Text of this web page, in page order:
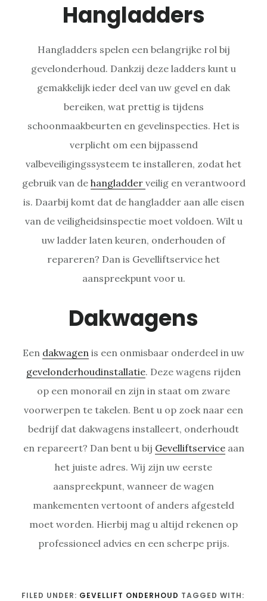
Hangladders
Hangladders spelen een belangrijke rol bij
gevelonderhoud. Dankzij deze ladders kunt u
gemakkelijk ieder deel van uw gevel en dak
bereiken, wat prettig is tijdens
schoonmaakbeurten en gevelinspecties. Het is
verplicht om een bijpassend
valbeveiligingssysteem te installeren, zodat het
gebruik van de hangladder veilig en verantwoord
is. Daarbij komt dat de hangladder aan alle eisen
van de veiligheidsinspectie moet voldoen. Wilt u
uw ladder laten keuren, onderhouden of
repareren? Dan is Gevelliftservice het
aanspreekpunt voor u.
Dakwagens
Een dakwagen is een onmisbaar onderdeel in uw
gevelonderhoudinstallatie. Deze wagens rijden
op een monorail en zijn in staat om zware
voorwerpen te takelen. Bent u op zoek naar een
bedrijf dat dakwagens installeert, onderhoudt
en repareert? Dan bent u bij Gevelliftserviceaan
het juiste adres. Wij zijn uw eerste
aanspreekpunt, wanneer de wagen
mankementen vertoont of anders afgesteld
moet worden. Hierbij mag u altijd rekenen op
professioneel advies en een scherpe prijs.
FILED UNDER: GEVELLIFT ONDERHOUD TAGGED WITH: